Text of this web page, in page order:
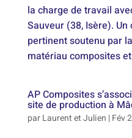
la charge de travail
Sauveur (38, Isère).
pertinent soutenu par
matériau composites
AP Composites
site de production à
parLaurent et Julien |Fév